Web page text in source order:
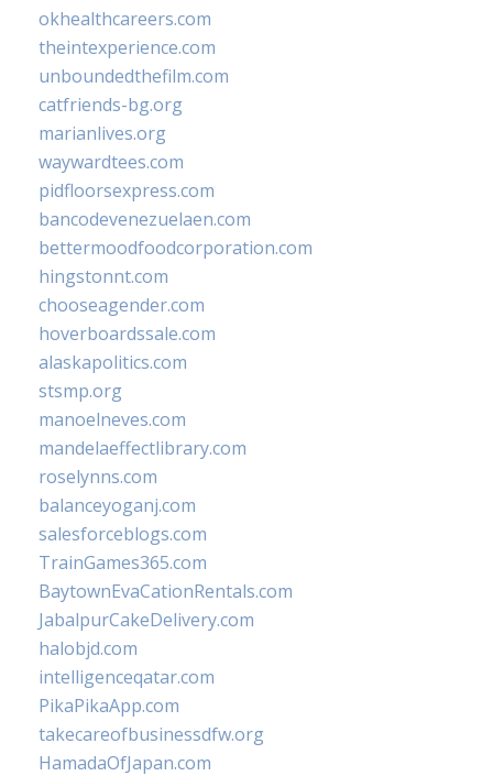
okhealthcareers.com
theintexperience.com
unboundedthefilm.com
catfriends-bg.org
marianlives.org
waywardtees.com
pidfloorsexpress.com
bancodevenezuelaen.com
bettermoodfoodcorporation.com
hingstonnt.com
chooseagender.com
hoverboardssale.com
alaskapolitics.com
stsmp.org
manoelneves.com
mandelaeffectlibrary.com
roselynns.com
balanceyoganj.com
salesforceblogs.com
TrainGames365.com
BaytownEvaCationRentals.com
JabalpurCakeDelivery.com
halobjd.com
intelligenceqatar.com
PikaPikaApp.com
takecareofbusinessdfw.org
HamadaOfJapan.com